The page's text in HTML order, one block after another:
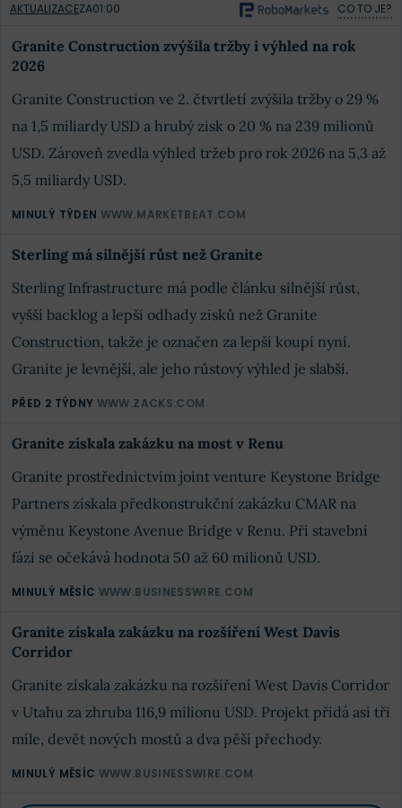
AKTUALIZACEZA01:00 CO TO JE?
Granite Construction zvýšila tržby i výhled na rok
2026
Granite Construction ve 2. čtvrtletí zvýšila tržby o 29 %
na 1,5 miliardy USD a hrubý zisk o 20 % na 239 milionů
USD. Zároveň zvedla výhled tržeb pro rok 2026 na 5,3 až
5,5 miliardy USD.
MINULÝ TÝDEN WWW.MARKETBEAT.COM
Sterling má silnější růst než Granite
Sterling Infrastructure má podle článku silnější růst,
vyšší backlog a lepší odhady zisků než Granite
Construction, takže je označen za lepší koupí nyní.
Granite je levnější, ale jeho růstový výhled je slabší.
PŘED 2 TÝDNY WWW.ZACKS.COM
Granite získala zakázku na most v Renu
Granite prostřednictvím joint venture Keystone Bridge
Partners získala předkonstrukční zakázku CMAR na
výměnu Keystone Avenue Bridge v Renu. Při stavební
fázi se očekává hodnota 50 až 60 milionů USD.
MINULÝ MĚSÍC WWW.BUSINESSWIRE.COM
Granite získala zakázku na rozšíření West Davis
Corridor
Granite získala zakázku na rozšíření West Davis Corridor
v Utahu za zhruba 116,9 milionu USD. Projekt přidá asi tři
míle, devět nových mostů a dva pěší přechody.
MINULÝ MĚSÍC WWW.BUSINESSWIRE.COM